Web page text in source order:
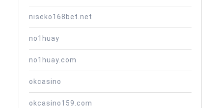
niseko168bet.net
no1huay
no1huay.com
okcasino
okcasino159.com